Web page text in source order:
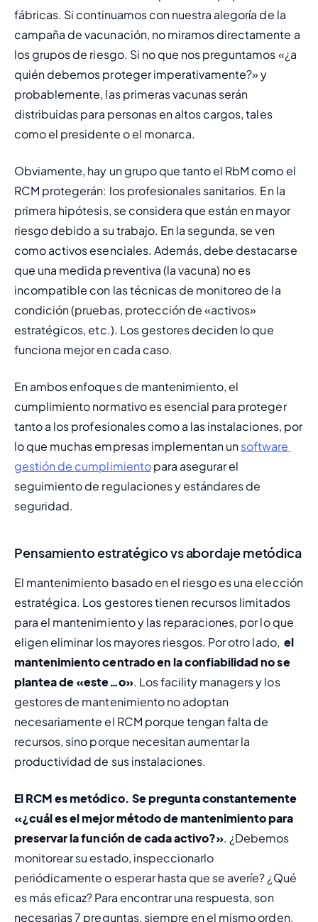
fábricas. Si continuamos con nuestra alegoría de la
campaña de vacunación, no miramos directamente a
los grupos de riesgo. Si no que nos preguntamos «¿a
quién debemos proteger imperativamente?» y
probablemente, las primeras vacunas serán
distribuidas para personas en altos cargos, tales
como el presidente o el monarca.
Obviamente, hay un grupo que tanto el RbM como el
RCM protegerán: los profesionales sanitarios. En la
primera hipótesis, se considera que están en mayor
riesgo debido a su trabajo. En la segunda, se ven
como activos esenciales. Además, debe destacarse
que una medida preventiva (la vacuna) no es
incompatible con las técnicas de monitoreo de la
condición (pruebas, protección de «activos»
estratégicos, etc.). Los gestores deciden lo que
funciona mejor en cada caso.
En ambos enfoques de mantenimiento, el
cumplimiento normativo es esencial para proteger
tanto a los profesionales como a las instalaciones, por
lo que muchas empresas implementan un software
gestión de cumplimiento para asegurar el
seguimiento de regulaciones y estándares de
seguridad.
Pensamiento estratégico vs abordaje metódica
El mantenimiento basado en el riesgo es una elección
estratégica. Los gestores tienen recursos limitados
para el mantenimiento y las reparaciones, por lo que
eligen eliminar los mayores riesgos. Por otro lado, el
mantenimiento centrado en la confiabilidad no se
plantea de «este…o». Los facility managers y los
gestores de mantenimiento no adoptan
necesariamente el RCM porque tengan falta de
recursos, sino porque necesitan aumentar la
productividad de sus instalaciones.
El RCM es metódico. Se pregunta constantemente
«¿cuál es el mejor método de mantenimiento para
preservar la función de cada activo?». ¿Debemos
monitorear su estado, inspeccionarlo
periódicamente o esperar hasta que se averíe? ¿Qué
es más eficaz? Para encontrar una respuesta, son
necesarias 7 preguntas, siempre en el mismo orden.